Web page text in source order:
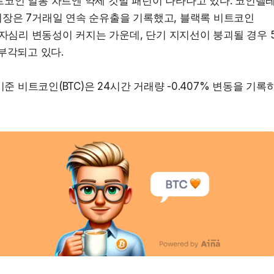
은 7거래일 연속 순유출을 기록했고, 블랙록 비트코인
심리 변동성이 커지는 가운데, 단기 지지선이 붕괴될 경우
각되고 있다.
비트코인(BTC)은 24시간 거래량 -0.407% 변동을 기록